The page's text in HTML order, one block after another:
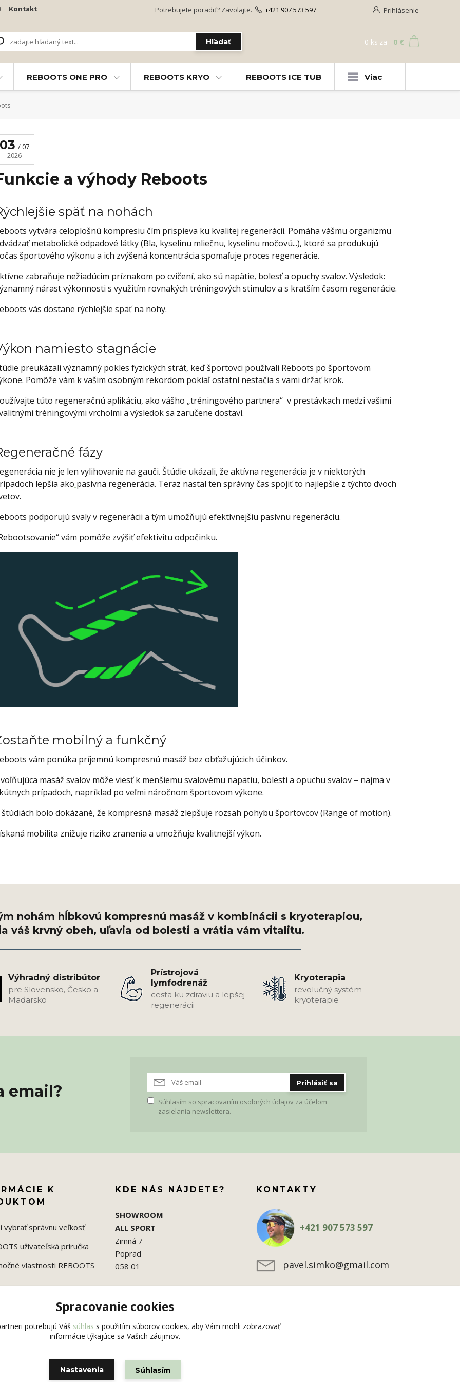
Kontakt Prihlásenie
Hľadať
Potrebujete poradiť? Zavolajte. +421 907 573 597
0 ks za 0 €
REBOOTS ONE PRO REBOOTS KRYO REBOOTS ICE TUB Viac
03
07
2026
a výhody Reboots
späť na nohách
vytvára celoplošnú kompresiu čím prispieva ku kvalitej regenerácii. Pomáha vášmu organizmu
metabolické odpadové látky (Bla, kyselinu mliečnu, kyselinu močovú...), ktoré sa produkujú
športového výkonu a ich zvýšená koncentrácia spomaľuje proces regenerácie.
zabraňuje nežiadúcim príznakom po cvičení, ako sú napätie, bolesť a opuchy svalov. Výsledok:
nárast výkonnosti s využitím rovnakých tréningových stimulov a s kratším časom regenerácie.
vás dostane rýchlejšie späť na nohy.
namiesto stagnácie
preukázali významný pokles fyzických strát, keď športovci používali Reboots po športovom
Pomôže vám k vašim osobným rekordom pokiaľ ostatní nestačia s vami držať krok.
túto regeneračnú aplikáciu, ako vášho „tréningového partnera“ v prestávkach medzi vašimi
tréningovými vrcholmi a výsledok sa zaručene dostaví.
fázy
nie je len vylihovanie na gauči. Štúdie ukázali, že aktívna regenerácia je v niektorých
lepšia ako pasívna regenerácia. Teraz nastal ten správny čas spojiť to najlepšie z týchto dvoch
podporujú svaly v regenerácii a tým umožňujú efektívnejšiu pasívnu regeneráciu.
vám pomôže zvýšiť efektivitu odpočinku.
mobilný a funkčný
vám ponúka príjemnú kompresnú masáž bez obťažujúcich účinkov.
masáž svalov môže viesť k menšiemu svalovému napätiu, bolesti a opuchu svalov – najmä v
prípadoch, napríklad po veľmi náročnom športovom výkone.
štúdiách bolo dokázané, že kompresná masáž zlepšuje rozsah pohybu športovcov (Range of motion).
mobilita znižuje riziko zranenia a umožňuje kvalitnejší výkon.
Výhradný distribútor
pre Slovensko, Česko a
Maďarsko
Prístrojová
lymfodrenáž
cesta ku zdraviu a lepšej
regenerácii
Kryoterapia
revolučný systém
kryoterapie
email? Prihlásiť sa
Súhlasím so spracovaním osobných údajov za účelom
zasielania newslettera.
K
vybrať správnu veľkosť
užívateľská príručka
vlastnosti REBOOTS
KDE NÁS NÁJDETE?
SHOWROOM
ALL SPORT
Zimná 7
Poprad
058 01
KONTAKTY
+421 907 573 597
pavel.simko@gmail.com
Spracovanie cookies
potrebujú Váš súhlas s použitím súborov cookies, aby Vám mohli zobrazovať
informácie týkajúce sa Vašich záujmov.
Nastavenia Súhlasím